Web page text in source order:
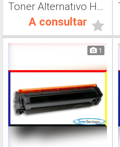
Toner Alternativo Hp CF501A, Impresora Láser
A consultar
1